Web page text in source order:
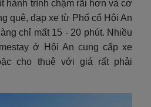
hành trình chậm rãi hơn và cơ
quê, đạp xe từ Phố cổ Hội An
chỉ mất 15 - 20 phút. Nhiều
ở Hội An cung cấp xe
cho thuê với giá rất phải